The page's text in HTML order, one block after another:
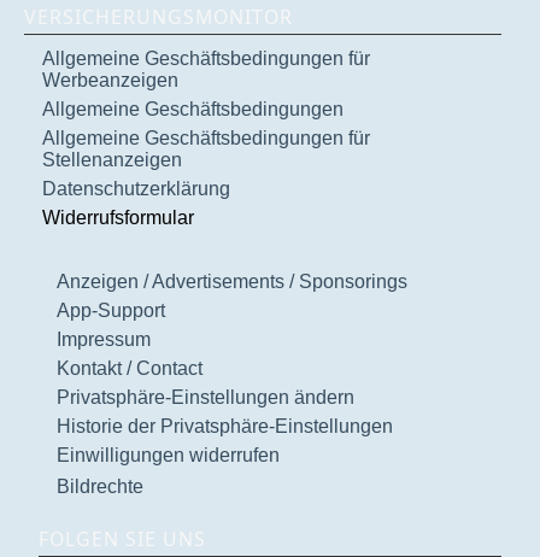
VERSICHERUNGSMONITOR
Allgemeine Geschäftsbedingungen für
Werbeanzeigen
Allgemeine Geschäftsbedingungen
Allgemeine Geschäftsbedingungen für
Stellenanzeigen
Datenschutzerklärung
Widerrufsformular
Anzeigen / Advertisements / Sponsorings
App-Support
Impressum
Kontakt / Contact
Privatsphäre-Einstellungen ändern
Historie der Privatsphäre-Einstellungen
Einwilligungen widerrufen
Bildrechte
FOLGEN SIE UNS